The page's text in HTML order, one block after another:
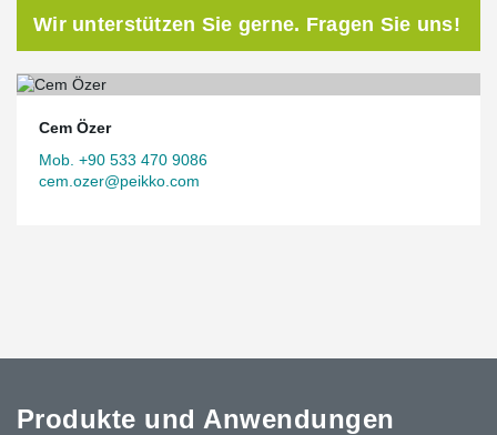
Wir unterstützen Sie gerne. Fragen Sie uns!
Cem Özer
Mob. +90 533 470 9086
cem.ozer@peikko.com
Produkte und Anwendungen